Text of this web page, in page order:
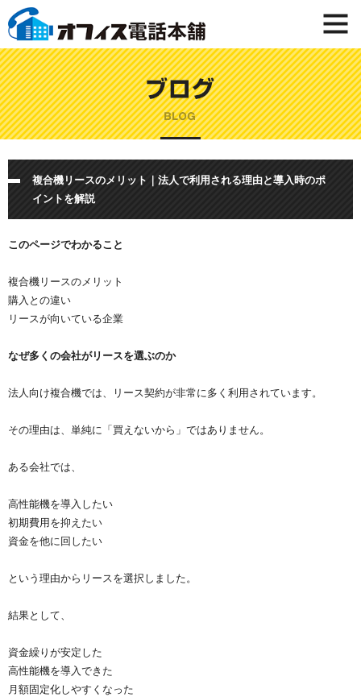
複合機リースのメリット｜法人で利用される理由と導入時のポ
イントを解説
このページでわかること
複合機リースのメリット
購入との違い
リースが向いている企業
なぜ多くの会社がリースを選ぶのか
法人向け複合機では、リース契約が非常に多く利用されています。
その理由は、単純に「買えないから」ではありません。
ある会社では、
高性能機を導入したい
初期費用を抑えたい
資金を他に回したい
という理由からリースを選択しました。
結果として、
資金繰りが安定した
高性能機を導入できた
月額固定化しやすくなった